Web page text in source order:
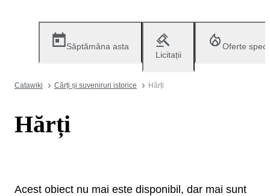
Săptămâna asta
Licitații
Oferte
Catawiki Cărți și suveniruri istorice Hărți
Hărți
Acest obiect nu mai este disponibil, dar mai sunt